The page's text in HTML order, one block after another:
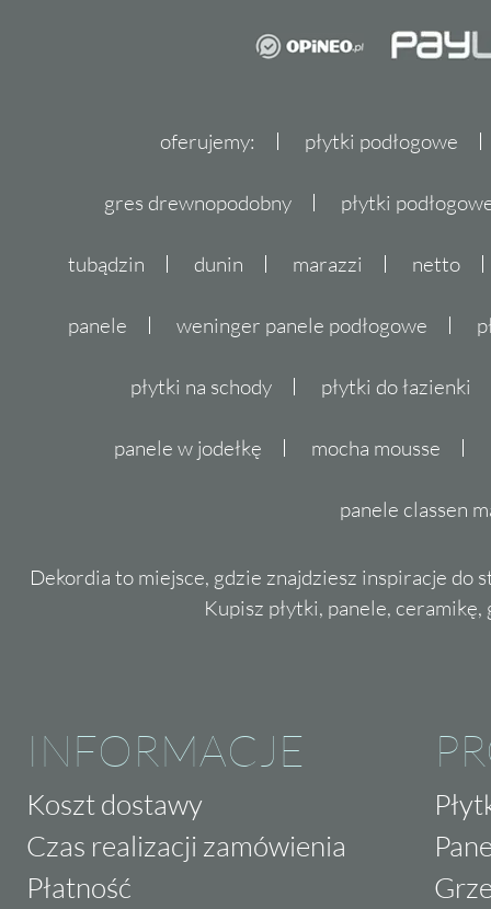
oferujemy: płytki podłogowe
gres drewnopodobny płytki
tubądzin dunin marazzi netto
panele weninger panele podłogowe
płytki na schody płytki do łazienki
panele w jodełkę mocha mousse
panele classen
Dekordia to miejsce, gdzie znajdziesz inspiracje do
Kupisz płytki, panele,
INFORMACJE
Koszt dostawy
Czas realizacji zamówienia
Płatność